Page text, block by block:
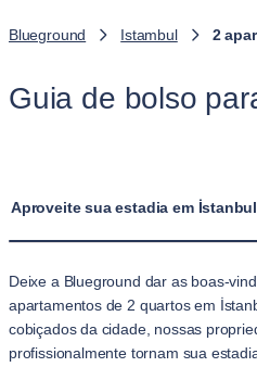
Blueground Istambul 2
Guia de bolso
Aproveite sua estadia em
Deixe a Blueground dar as boas-
apartamentos de 2 quartos em
cobiçados da cidade, nossas
profissionalmente tornam sua